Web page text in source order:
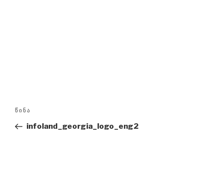
პოსტის
წინა
ჩანაწერი
ᲬᲘᲜᲐ
infoland_georgia_logo_eng2